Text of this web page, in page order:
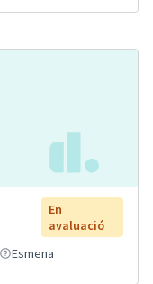
En
avaluació
Esmena